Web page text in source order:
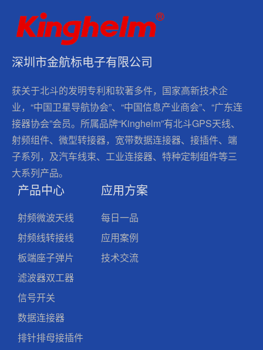
深圳市金航标电子有限公司
获关于北斗的发明专利和软著多件，国家高新技术企
业，“中国卫星导航协会”、“中国信息产业商会”、“广东连
接器协会”会员。所属品牌“Kinghelm”有北斗GPS天线、
射频组件、微型转接器，宽带数据连接器、接插件、端
子系列，及汽车线束、工业连接器、特种定制组件等三
大系列产品。
产品中心
射频微波天线
射频线转接线
板端座子弹片
滤波器双工器
信号开关
数据连接器
排针排母接插件
应用方案
每日一品
应用案例
技术交流